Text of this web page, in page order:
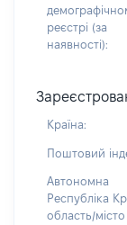
реєстрі (за
наявності):
Країна:
Поштовий
Автономна
Республіка
область/місто